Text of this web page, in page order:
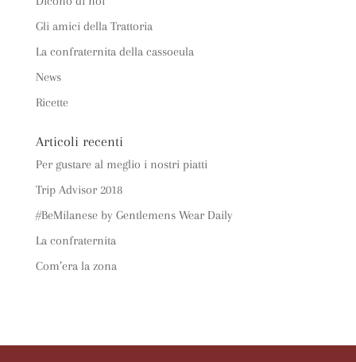
Gli amici della Trattoria
La confraternita della cassoeula
News
Ricette
Articoli recenti
Per gustare al meglio i nostri piatti
Trip Advisor 2018
#BeMilanese by Gentlemens Wear Daily
La confraternita
Com’era la zona